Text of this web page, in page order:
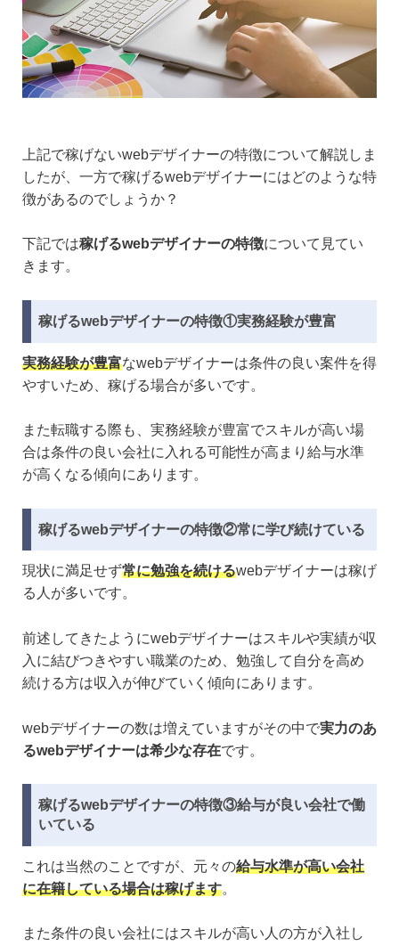
上記で稼げないwebデザイナーの特徴について解説しま
したが、一方で稼げるwebデザイナーにはどのような特
徴があるのでしょうか？
下記では稼げるwebデザイナーの特徴について見てい
きます。
稼げるwebデザイナーの特徴①実務経験が豊富
実務経験が豊富なwebデザイナーは条件の良い案件を得
やすいため、稼げる場合が多いです。
また転職する際も、実務経験が豊富でスキルが高い場
合は条件の良い会社に入れる可能性が高まり給与水準
が高くなる傾向にあります。
稼げるwebデザイナーの特徴②常に学び続けている
現状に満足せず常に勉強を続けるwebデザイナーは稼げ
る人が多いです。
前述してきたようにwebデザイナーはスキルや実績が収
入に結びつきやすい職業のため、勉強して自分を高め
続ける方は収入が伸びていく傾向にあります。
webデザイナーの数は増えていますがその中で実力のあ
るwebデザイナーは希少な存在です。
稼げるwebデザイナーの特徴③給与が良い会社で働
いている
これは当然のことですが、元々の給与水準が高い会社
に在籍している場合は稼げます。
また条件の良い会社にはスキルが高い人の方が入社し